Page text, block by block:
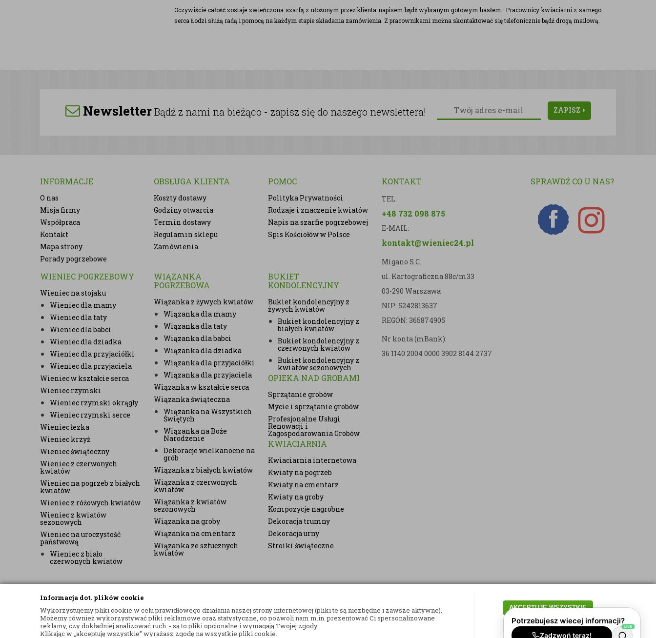
Informacja dot. plików cookie
Wykorzystujemy pliki cookie w celu prawidłowego działania naszej strony internetowej (pliki te są niezbędne i zawsze aktywne).
Możemy również wykorzystywać pliki reklamowe oraz statystyczne, co pozwoli nam m.in. prezentować Ci spersonalizowane
reklamy, czy dokładniej analizować ruch - są to pliki opcjonalne i wymagają Twojej zgody.
Klikając w „akceptuję wszystkie” wyrażasz zgodę na wszystkie pliki cookie.
AKCEPTUJĘ WSZYSTKIE
TYLKO WYMAGANE
Oczywiście całość zostaje zwieńczona szarfą z ułożonym przez klienta napisem bądź wybranym gotowym hasłem. Pracownicy kwiaciarni z samego
serca Łodzi służą radą i pomocą na każdym etapie składania zamówienia. Z pracownikami można skontaktować się telefonicznie bądź drogą mailową.
NewsletterBądź z nami na bieżąco - zapisz się do naszego newslettera! ZAPISZ
INFORMACJE
O nas
Misja firmy
Współpraca
Kontakt
Mapa strony
Porady pogrzebowe
OBSŁUGA KLIENTA
Koszty dostawy
Godziny otwarcia
Termin dostawy
Regulamin sklepu
Zamówienia
POMOC
Polityka Prywatności
Rodzaje i znaczenie kwiatów
Napis na szarfie pogrzebowej
Spis Kościołów w Polsce
WIENIEC POGRZEBOWY
Wieniec na stojaku
Wieniec dla mamy
Wieniec dla taty
Wieniec dla babci
Wieniec dla dziadka
Wieniec dla przyjaciółki
Wieniec dla przyjaciela
Wieniec w kształcie serca
Wieniec rzymski
Wieniec rzymski okrągły
Wieniec rzymski serce
Wieniec łezka
Wieniec krzyż
Wieniec świąteczny
Wieniec z czerwonych
kwiatów
Wieniec na pogrzeb z białych
kwiatów
Wieniec z różowych kwiatów
Wieniec z kwiatów
sezonowych
Wieniec na uroczystość
państwową
Wieniec z biało
czerwonych kwiatów
WIĄZANKA
POGRZEBOWA
Wiązanka z żywych kwiatów
Wiązanka dla mamy
Wiązanka dla taty
Wiązanka dla babci
Wiązanka dla dziadka
Wiązanka dla przyjaciółki
Wiązanka dla przyjaciela
Wiązanka w kształcie serca
Wiązanka świąteczna
Wiązanka na Wszystkich
Świętych
Wiązanka na Boże
Narodzenie
Dekoracje wielkanocne na
grób
Wiązanka z białych kwiatów
Wiązanka z czerwonych
kwiatów
Wiązanka z kwiatów
sezonowych
Wiązanka na groby
Wiązanka na cmentarz
Wiązanka ze sztucznych
kwiatów
BUKIET
KONDOLENCYJNY
Bukiet kondolencyjny z
żywych kwiatów
Bukiet kondolencyjny z
białych kwiatów
Bukiet kondolencyjny z
czerwonych kwiatów
Bukiet kondolencyjny z
kwiatów sezonowych
OPIEKA NAD GROBAMI
Sprzątanie grobów
Mycie i sprzątanie grobów
Profesjonalne Usługi
Renowacji i
Zagospodarowania Grobów
KWIACIARNIA
Kwiaciarnia internetowa
Kwiaty na pogrzeb
Kwiaty na cmentarz
Kwiaty na groby
Kompozycje nagrobne
Dekoracja trumny
Dekoracja urny
Stroiki świąteczne
KONTAKT
TEL.
+48 732 098 875
E-MAIL:
kontakt@wieniec24.pl
Migano S.C.
ul. Kartograficzna 88c/m33
03-290 Warszawa
NIP: 5242813637
REGON: 365874905
Nr konta (mBank):
36 1140 2004 0000 3902 8144 2737
SPRAWDŹ CO U NAS?
© 2017KWIACIARNIA INTERNETOWA WIENIEC24– WIĄZANKI I WIEŃCE POGRZEBOWE | WSZELKIE PRAWA ZASTRZEŻONE
PROJEKT I OPROGRAMOWANIE SKLEPU:EBEXO